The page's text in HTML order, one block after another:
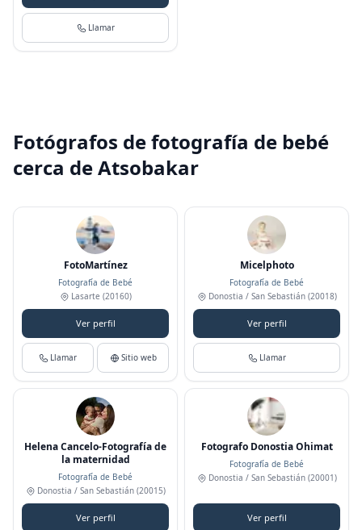
Llamar
Fotógrafos de fotografía de bebé
cerca de Atsobakar
FotoMartínez
Fotografía de Bebé
Lasarte (20160)
Ver perfil
Llamar Sitio web
Micelphoto
Fotografía de Bebé
Donostia / San Sebastián(20018)
Ver perfil
Llamar
Helena Cancelo-Fotografía de
la maternidad
Fotografía de Bebé
Donostia / San Sebastián(20015)
Ver perfil
Fotografo Donostia Ohimat
Fotografía de Bebé
Donostia / San Sebastián(20001)
Ver perfil